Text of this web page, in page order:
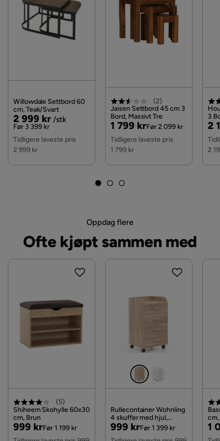
disse for ditt postnummer og valgte produkter.
Les våre for mer informasjon.
Willowdale Settbord 60
cm, Teak/Svart
Pris
2 999 kr /stk
Original
Pris
Før 3 399 kr
Tidligere laveste pris
2 999 kr
(2)
Jaisen Settbord 45 cm 3
Bord, Massivt Tre
Pris
1 799 kr
Original
Pris
Før 2 099 kr
Tidligere laveste pris
1 799 kr
3
2
2
Oppdag flere
Ofte kjøpt sammen med
(5)
Shiheem Skohylle 60x30
cm, Brun
Pris
999 kr
Original
Pris
Før 1 199 kr
Rullecontainer Wohnling
4 skuffer med hjul,
oppbevaringsbrett,
foliert sponplate,
Pris
999 kr
Original
Pris
Før 1 399 kr
1